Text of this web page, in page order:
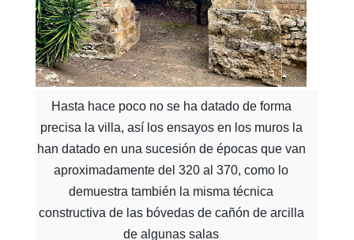
Hasta hace poco no se ha datado de forma
precisa la villa, así los ensayos en los muros la
han datado en una sucesión de épocas que van
aproximadamente del 320 al 370, como lo
demuestra también la misma técnica
constructiva de las bóvedas de cañón de arcilla
de algunas salas